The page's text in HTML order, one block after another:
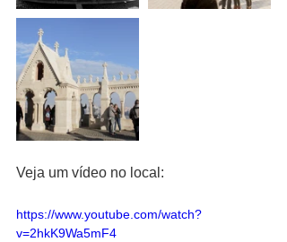
Veja um vídeo no local:
https://www.youtube.com/watch?
v=2hkK9Wa5mF4